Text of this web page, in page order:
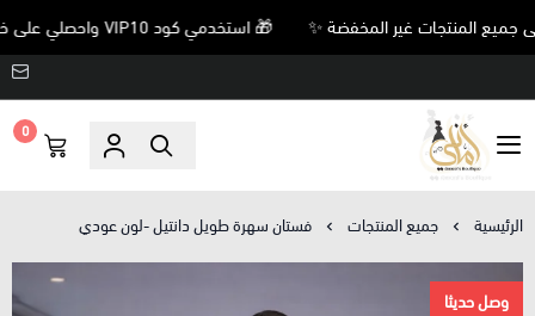
🎁 استخدمي كود VIP10 واحصلي على خصم 10% على جميع المنتجات غير المخفضة ✨
Amani’s Boutique
0
الرئيسية جميع المنتجات فستان سهرة طويل دانتيل -لون عودي
وصل حديثا